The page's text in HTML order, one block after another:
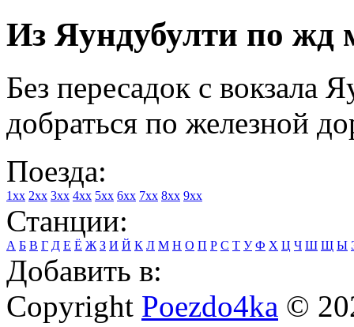
Из Яундубулти по жд
Без пересадок с вокзала
добраться по железной
Поезда:
1xx 2xx 3xx 4xx 5xx 6xx 7xx 8xx 9xx
Станции:
А Б В Г Д Е Ё Ж З И Й К Л М Н О П Р С Т У Ф Х Ц Ч Ш Щ Ы
Добавить в:
Copyright Poezdo4ka ©